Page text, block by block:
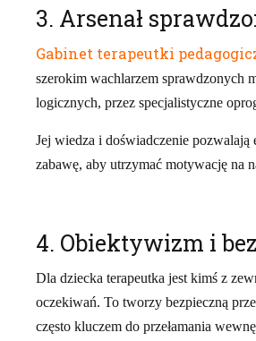
3. Arsenał
Gabinet terapeutki
szerokim wachlarzem sprawdzonych
logicznych, przez specjalistyczne
Jej wiedza i doświadczenie
zabawę, aby utrzymać motywację na
4. Obiektywizm i
Dla dziecka terapeutka jest kimś z
oczekiwań. To tworzy bezpieczną
często kluczem do przełamania